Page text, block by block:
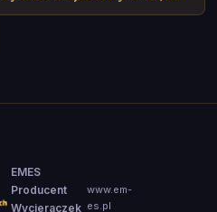
EMES
Producent
Wycieraczek
www.em-
es.pl